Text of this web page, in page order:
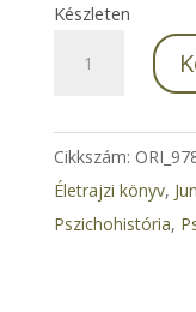
Készleten
jungiánusok
Cikkszám:
Életrajzi könyv,
Pszichohistória,